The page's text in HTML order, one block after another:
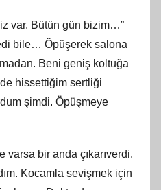
var. Bütün gün bizim…”
bile… Öpüşerek salona
Beni geniş koltuğa
hissettiğim sertliği
şimdi. Öpüşmeye
varsa bir anda çıkarıverdi.
Kocamla sevişmek için